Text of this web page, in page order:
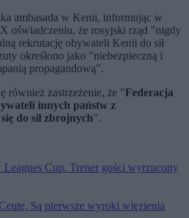
ambasada w Kenii, informując w
oświadczeniu, że rosyjski rząd "nigdy
rekrutację obywateli Kenii do sił
określono jako "niebezpieczną i
propagandową".
również zastrzeżenie, że "Federacja
innych państw z
do sił zbrojnych".
Cup. Trener gości wyrzucony
Są pierwsze wyroki więzienia